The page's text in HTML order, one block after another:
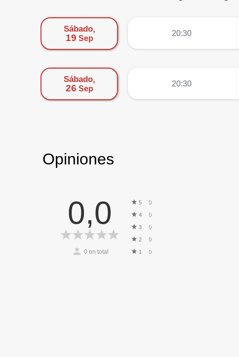
Sábado,
19 Sep
20:30
Sábado,
26 Sep
20:30
Opiniones
0,0
0 en total
5 0
4 0
3 0
2 0
1 0